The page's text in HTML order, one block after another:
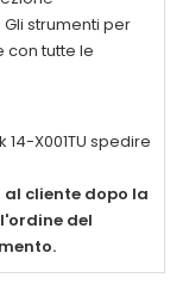
strumenti per
con tutte le
X001TU spedire
cliente dopo la
del